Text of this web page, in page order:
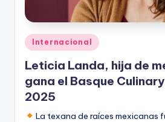
Publicado
en
Internacional
Leticia Landa, hija de
gana el Basque
2025
La texana de raíces mexicanas